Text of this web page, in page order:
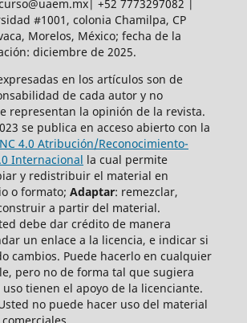
+52 7773297082 |
#1001, colonia Chamilpa, CP
Morelos, México; fecha de la
diciembre de 2025.
en los artículos son de
de cada autor y no
representan la opinión de la revista.
se publica en acceso abierto con la
NC 4.0 Atribución/Reconocimiento-
Internacional la cual permite
y redistribuir el material en
o formato; Adaptar: remezclar,
a partir del material.
debe dar crédito de manera
un enlace a la licencia, e indicar si
cambios. Puede hacerlo en cualquier
pero no de forma tal que sugiera
tienen el apoyo de la licenciante.
no puede hacer uso del material